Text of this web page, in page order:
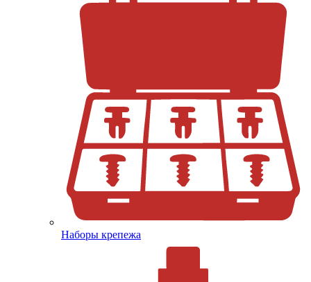
Наборы крепежа